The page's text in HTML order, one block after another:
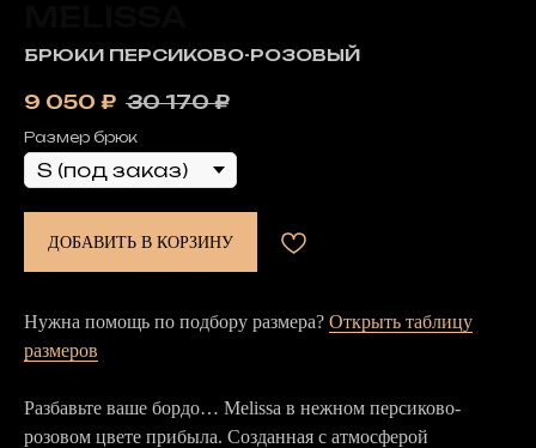
БРЮКИ ПЕРСИКОВО-РОЗОВЫЙ
9 050 ₽ 30 170 ₽
Размер брюк
ДОБАВИТЬ В КОРЗИНУ
Нужна помощь по подбору размера? Открыть таблицу
размеров
Разбавьте ваше бордо… Melissa в нежном персиково-
розовом цвете прибыла. Созданная с атмосферой